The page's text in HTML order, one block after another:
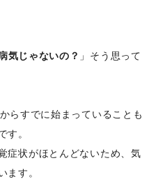
気じゃないの？ 」そう思って
からすでに始まっていることも
す。
症状がほとんどないため、気
ます。